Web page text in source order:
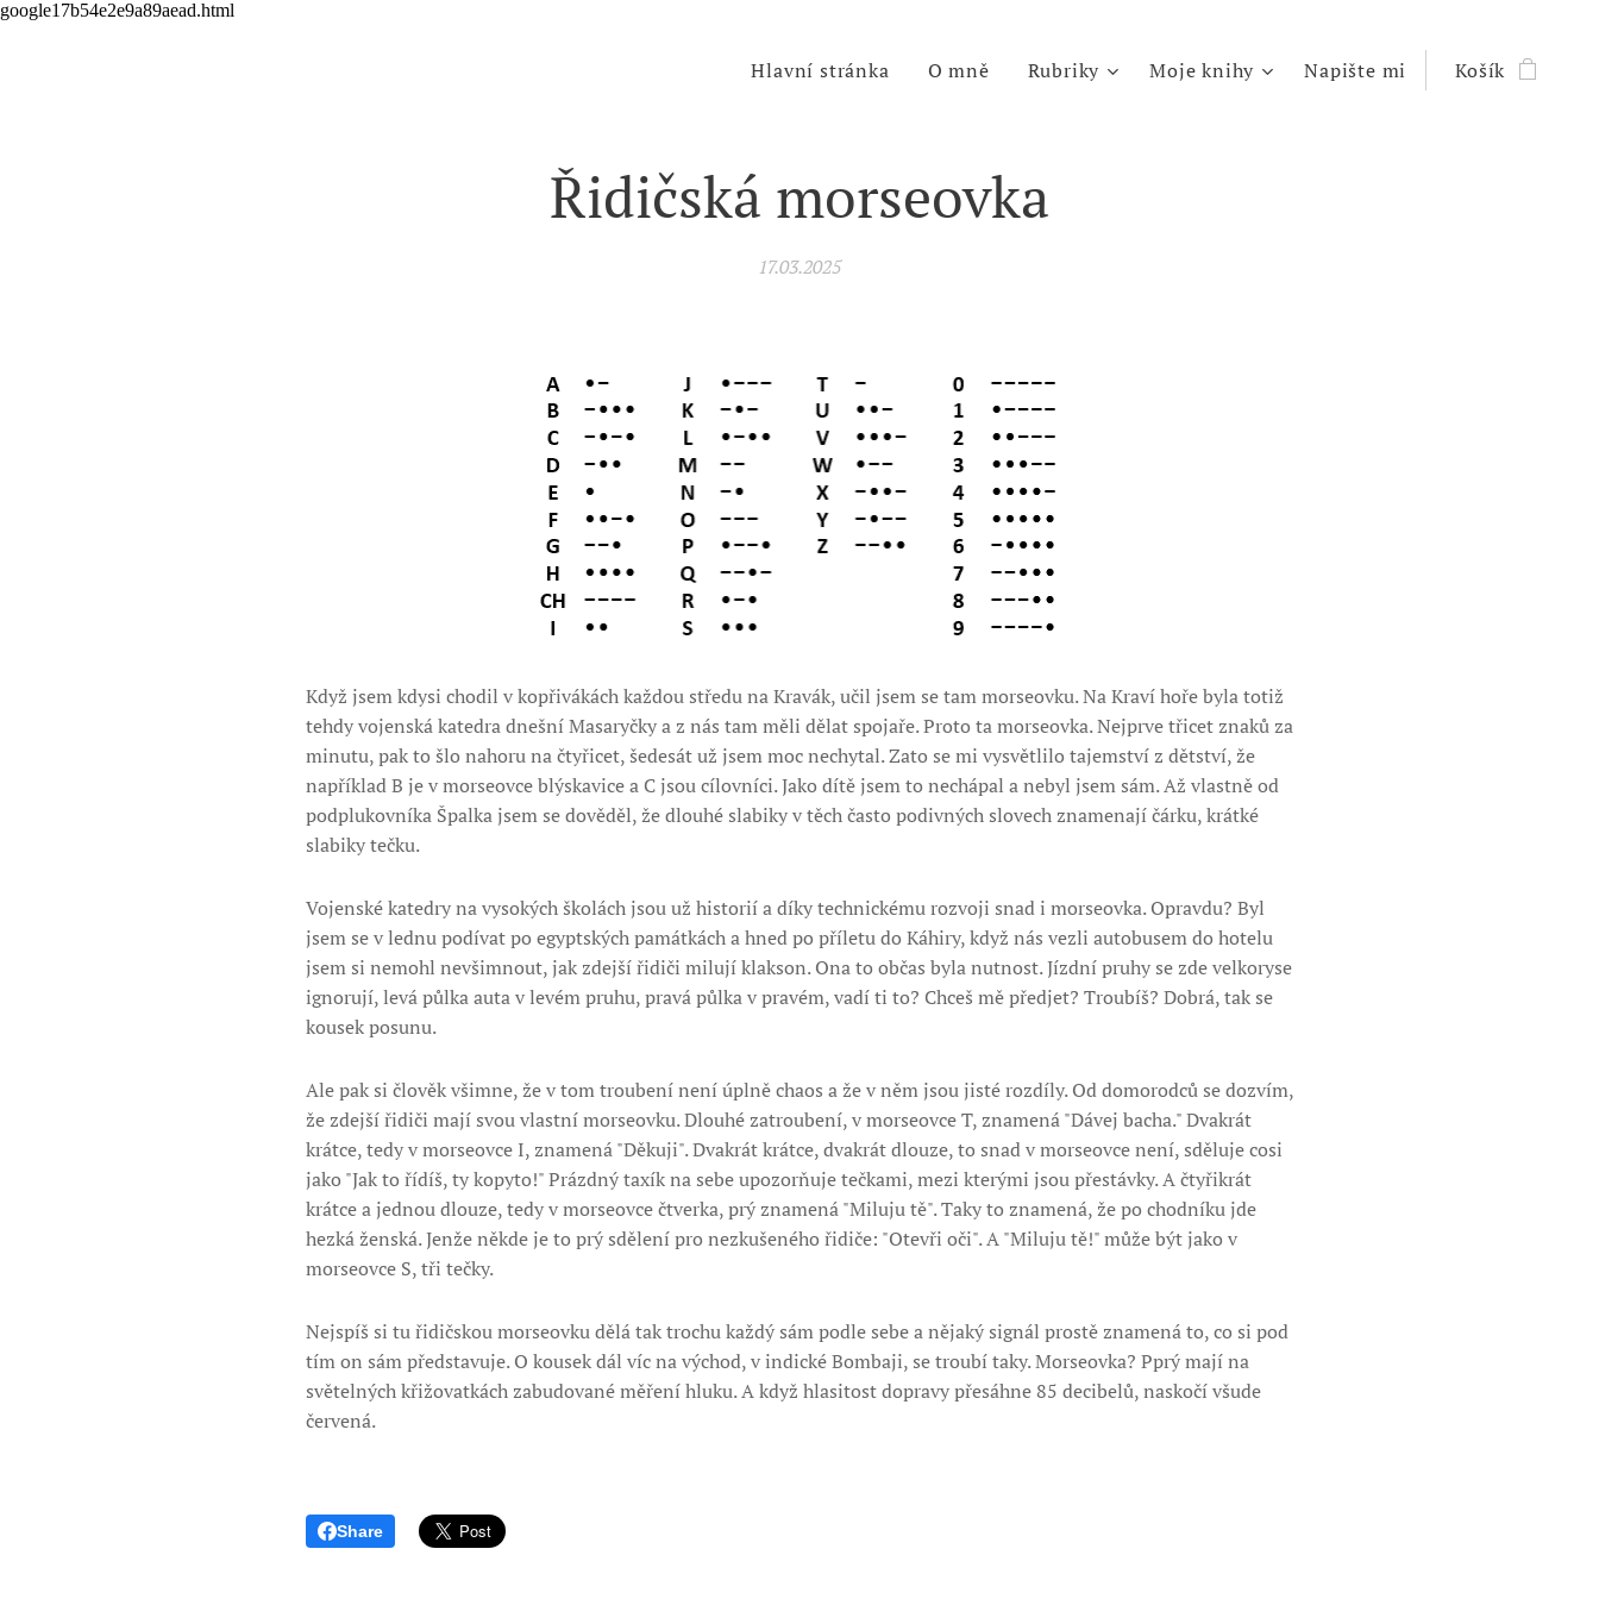
google17b54e2e9a89aead.html
Hlavní stránka O mně Rubriky Moje knihy Napište mi Košík
Řidičská morseovka
17.03.2025
Když jsem kdysi chodil v kopřivákách každou středu na Kravák, učil jsem se tam morseovku. Na Kraví hoře byla totiž
tehdy vojenská katedra dnešní Masaryčky a z nás tam měli dělat spojaře. Proto ta morseovka. Nejprve třicet znaků za
minutu, pak to šlo nahoru na čtyřicet, šedesát už jsem moc nechytal. Zato se mi vysvětlilo tajemství z dětství, že
například B je v morseovce blýskavice a C jsou cílovníci. Jako dítě jsem to nechápal a nebyl jsem sám. Až vlastně od
podplukovníka Špalka jsem se dověděl, že dlouhé slabiky v těch často podivných slovech znamenají čárku, krátké
slabiky tečku.
Vojenské katedry na vysokých školách jsou už historií a díky technickému rozvoji snad i morseovka. Opravdu? Byl
jsem se v lednu podívat po egyptských památkách a hned po příletu do Káhiry, když nás vezli autobusem do hotelu
jsem si nemohl nevšimnout, jak zdejší řidiči milují klakson. Ona to občas byla nutnost. Jízdní pruhy se zde velkoryse
ignorují, levá půlka auta v levém pruhu, pravá půlka v pravém, vadí ti to? Chceš mě předjet? Troubíš? Dobrá, tak se
kousek posunu.
Ale pak si člověk všimne, že v tom troubení není úplně chaos a že v něm jsou jisté rozdíly. Od domorodců se dozvím,
že zdejší řidiči mají svou vlastní morseovku. Dlouhé zatroubení, v morseovce T, znamená "Dávej bacha." Dvakrát
krátce, tedy v morseovce I, znamená "Děkuji". Dvakrát krátce, dvakrát dlouze, to snad v morseovce není, sděluje cosi
jako "Jak to řídíš, ty kopyto!" Prázdný taxík na sebe upozorňuje tečkami, mezi kterými jsou přestávky. A čtyřikrát
krátce a jednou dlouze, tedy v morseovce čtverka, prý znamená "Miluju tě". Taky to znamená, že po chodníku jde
hezká ženská. Jenže někde je to prý sdělení pro nezkušeného řidiče: "Otevři oči". A "Miluju tě!" může být jako v
morseovce S, tři tečky.
Nejspíš si tu řidičskou morseovku dělá tak trochu každý sám podle sebe a nějaký signál prostě znamená to, co si pod
tím on sám představuje. O kousek dál víc na východ, v indické Bombaji, se troubí taky. Morseovka? Pprý mají na
světelných křižovatkách zabudované měření hluku. A když hlasitost dopravy přesáhne 85 decibelů, naskočí všude
červená.
Share